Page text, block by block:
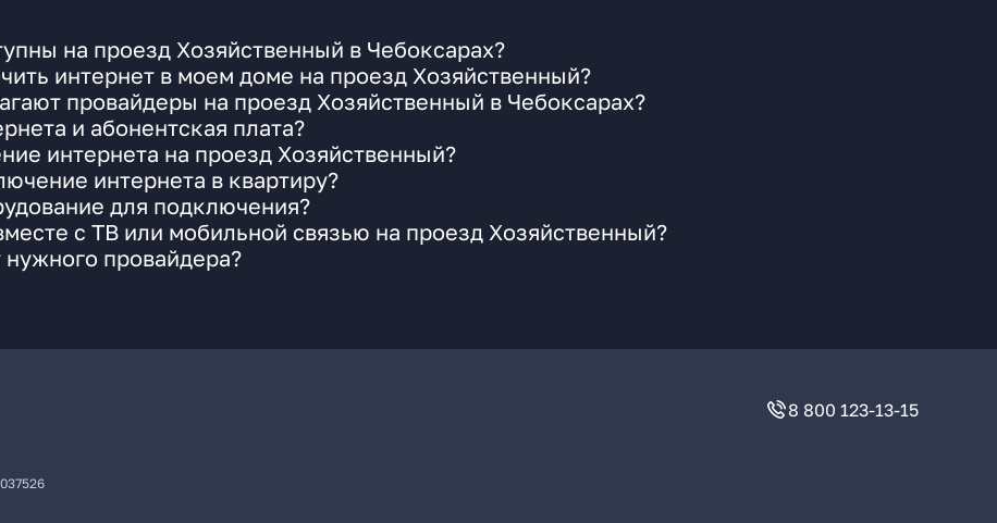
на проезд Хозяйственный в Чебоксарах?
интернет в моем доме на проезд Хозяйственный?
провайдеры на проезд Хозяйственный в Чебоксарах?
и абонентская плата?
интернета на проезд Хозяйственный?
интернета в квартиру?
для подключения?
с ТВ или мобильной связью на проезд Хозяйственный?
провайдера?
8 800 123-13-15